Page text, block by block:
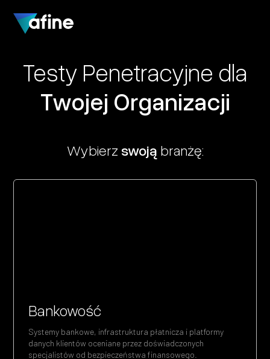
Testy Penetracyjne dla
Twojej Organizacji
Wybierz swoją branżę:
Bankowość
Systemy bankowe, infrastruktura płatnicza i platformy
danych klientów oceniane przez doświadczonych
specjalistów od bezpieczeństwa finansowego.